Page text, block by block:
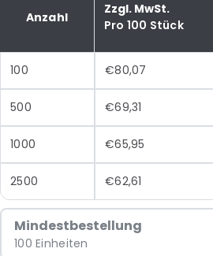
Anzahl
Zzgl. MwSt.
Pro 100 Stück
100 €80,07
500 €69,31
1000 €65,95
2500 €62,61
Mindestbestellung
100 Einheiten